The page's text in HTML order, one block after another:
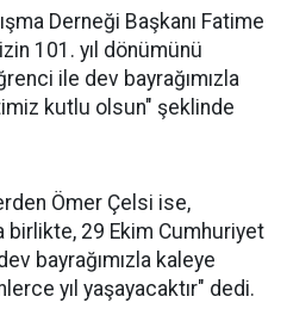
Derneği Başkanı Fatime
101. yıl dönümünü
ile dev bayrağımızla
kutlu olsun" şeklinde
Ömer Çelsi ise,
birlikte, 29 Ekim Cumhuriyet
bayrağımızla kaleye
yıl yaşayacaktır" dedi.